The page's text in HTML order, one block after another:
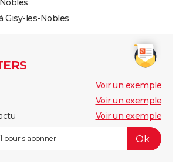
Gisy-les-Nobles
Voir un exemple
Voir un exemple
Voir un exemple